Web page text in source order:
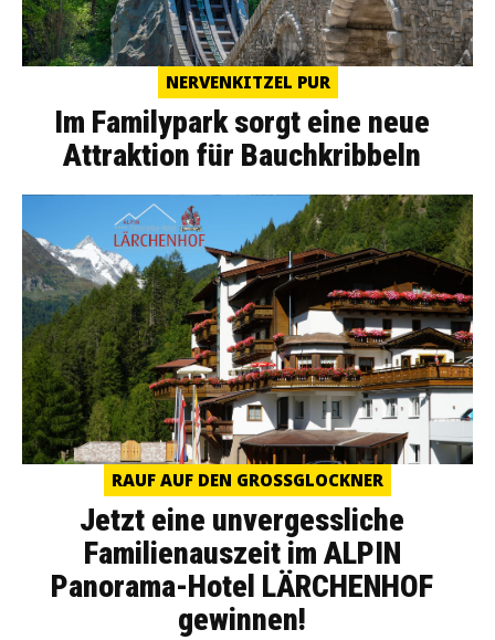
NERVENKITZEL PUR
Im Familypark sorgt eine neue
Attraktion für Bauchkribbeln
RAUF AUF DEN GROSSGLOCKNER
Jetzt eine unvergessliche
Familienauszeit im ALPIN
Panorama-Hotel LÄRCHENHOF
gewinnen!